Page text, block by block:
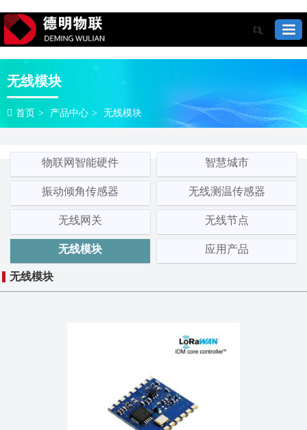
无线模块
首页 > 产品中心 > 无线模块
物联网智能硬件 智慧城市
振动倾角传感器 无线测温传感器
无线网关 无线节点
无线模块 应用产品
无线模块